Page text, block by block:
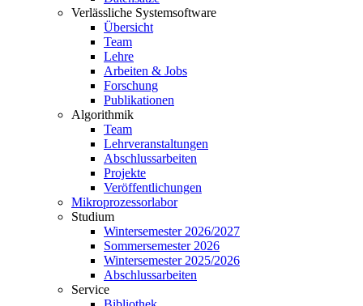
Verlässliche Systemsoftware
Übersicht
Team
Lehre
Arbeiten & Jobs
Forschung
Publikationen
Algorithmik
Team
Lehrveranstaltungen
Abschlussarbeiten
Projekte
Veröffentlichungen
Mikroprozessorlabor
Studium
Wintersemester 2026/2027
Sommersemester 2026
Wintersemester 2025/2026
Abschlussarbeiten
Service